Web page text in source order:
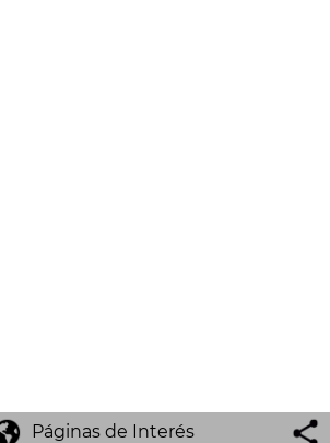
Páginas de Interés